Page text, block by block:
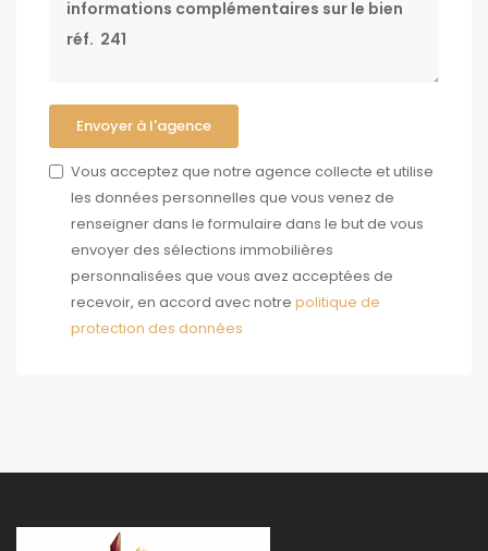
Envoyer à l'agence
Vous acceptez que notre agence collecte et utilise
les données personnelles que vous venez de
renseigner dans le formulaire dans le but de vous
envoyer des sélections immobilières
personnalisées que vous avez acceptées de
recevoir, en accord avec notre politique de
protection des données